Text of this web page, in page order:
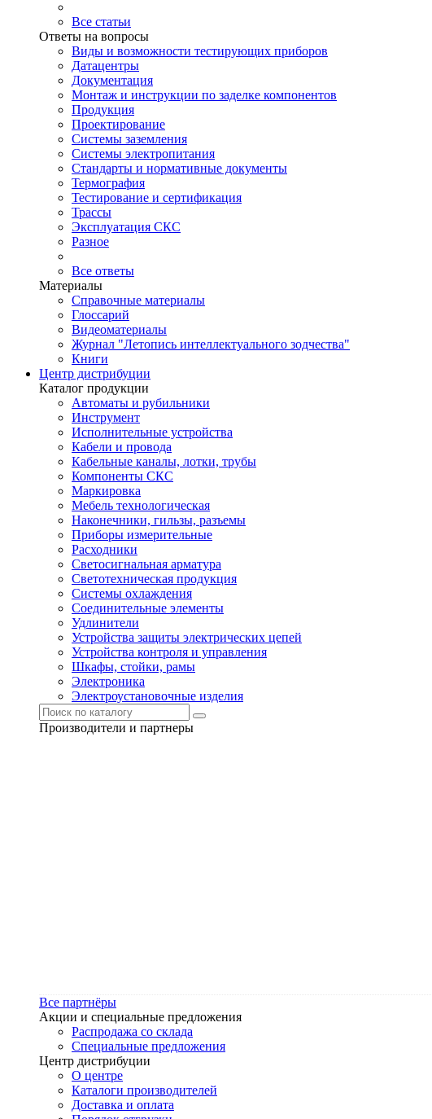
Все статьи
Ответы на вопросы
Виды и возможности тестирующих приборов
Датацентры
Документация
Монтаж и инструкции по заделке компонентов
Продукция
Проектирование
Системы заземления
Системы электропитания
Стандарты и нормативные документы
Термография
Тестирование и сертификация
Трассы
Эксплуатация СКС
Разное
Все ответы
Материалы
Справочные материалы
Глоссарий
Видеоматериалы
Журнал "Летопись интеллектуального зодчества"
Книги
Центр дистрибуции
Каталог продукции
Автоматы и рубильники
Инструмент
Исполнительные устройства
Кабели и провода
Кабельные каналы, лотки, трубы
Компоненты СКС
Маркировка
Мебель технологическая
Наконечники, гильзы, разъемы
Приборы измерительные
Расходники
Светосигнальная арматура
Светотехническая продукция
Системы охлаждения
Соединительные элементы
Удлинители
Устройства защиты электрических цепей
Устройства контроля и управления
Шкафы, стойки, рамы
Электроника
Электроустановочные изделия
Производители и партнеры
Все партнёры
Акции и специальные предложения
Распродажа со склада
Специальные предложения
Центр дистрибуции
О центре
Каталоги производителей
Доставка и оплата